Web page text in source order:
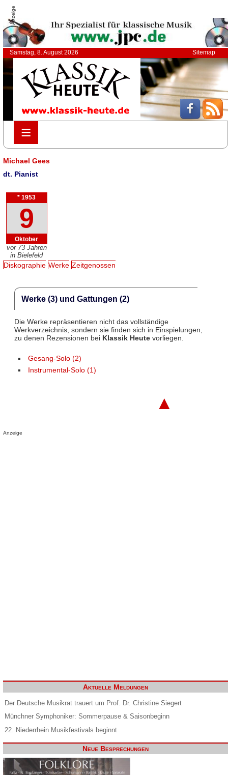
Anzeige
Samstag, 8. August 2026 Sitemap
≡
≡
Michael Gees
dt. Pianist
* 1953
9
Oktober
vor 73 Jahren
in Bielefeld
Diskographie Werke Zeitgenossen
Werke (3) und Gattungen (2)
Die Werke repräsentieren nicht das vollständige
Werkverzeichnis, sondern sie finden sich in Einspielungen,
zu denen Rezensionen bei Klassik Heutevorliegen.
Gesang-Solo (2)
Instrumental-Solo (1)
▲
Anzeige
Aktuelle Meldungen
Der Deutsche Musikrat trauert um Prof. Dr. Christine Siegert
Münchner Symphoniker: Sommerpause & Saisonbeginn
22. Niederrhein Musikfestivals beginnt
Neue Besprechungen